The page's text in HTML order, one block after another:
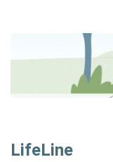
LifeLine